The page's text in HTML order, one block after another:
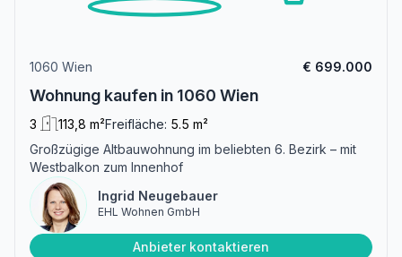
1060 Wien € 699.000
Wohnung kaufen in 1060 Wien
3 113,8 m²Freifläche: 5.5 m²
Großzügige Altbauwohnung im beliebten 6. Bezirk – mit
Westbalkon zum Innenhof
Ingrid Neugebauer
EHL Wohnen GmbH
Anbieter kontaktieren